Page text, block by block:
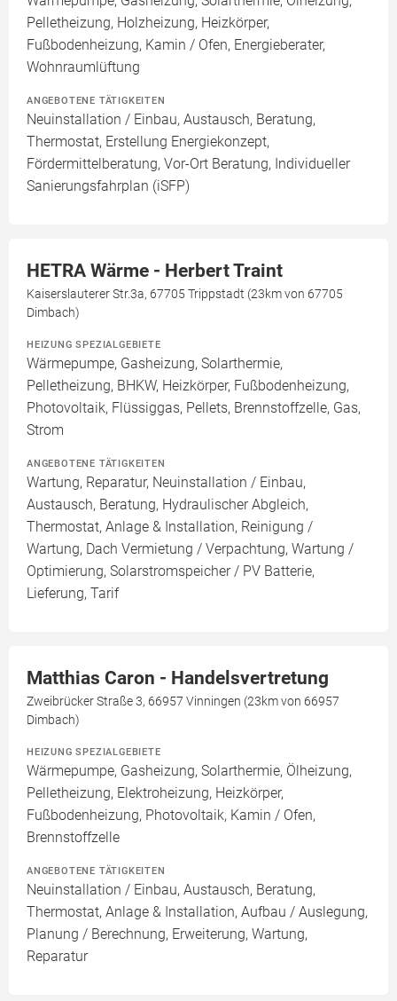
Pelletheizung, Holzheizung, Heizkörper,
Fußbodenheizung, Kamin / Ofen, Energieberater,
Wohnraumlüftung
ANGEBOTENE TÄTIGKEITEN
Neuinstallation / Einbau, Austausch, Beratung,
Thermostat, Erstellung Energiekonzept,
Fördermittelberatung, Vor-Ort Beratung, Individueller
Sanierungsfahrplan (iSFP)
HETRA Wärme - Herbert Traint
Kaiserslauterer Str.3a, 67705 Trippstadt (23km von 67705
Dimbach)
HEIZUNG SPEZIALGEBIETE
Wärmepumpe, Gasheizung, Solarthermie,
Pelletheizung, BHKW, Heizkörper, Fußbodenheizung,
Photovoltaik, Flüssiggas, Pellets, Brennstoffzelle, Gas,
Strom
ANGEBOTENE TÄTIGKEITEN
Wartung, Reparatur, Neuinstallation / Einbau,
Austausch, Beratung, Hydraulischer Abgleich,
Thermostat, Anlage & Installation, Reinigung /
Wartung, Dach Vermietung / Verpachtung, Wartung /
Optimierung, Solarstromspeicher / PV Batterie,
Lieferung, Tarif
Matthias Caron - Handelsvertretung
Zweibrücker Straße 3, 66957 Vinningen (23km von 66957
Dimbach)
HEIZUNG SPEZIALGEBIETE
Wärmepumpe, Gasheizung, Solarthermie, Ölheizung,
Pelletheizung, Elektroheizung, Heizkörper,
Fußbodenheizung, Photovoltaik, Kamin / Ofen,
Brennstoffzelle
ANGEBOTENE TÄTIGKEITEN
Neuinstallation / Einbau, Austausch, Beratung,
Thermostat, Anlage & Installation, Aufbau / Auslegung,
Planung / Berechnung, Erweiterung, Wartung,
Reparatur